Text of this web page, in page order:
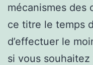
mécanismes des
ce titre le temps
d’effectuer le
si vous